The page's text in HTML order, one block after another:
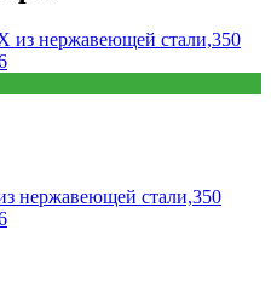
нержавеющей стали,350